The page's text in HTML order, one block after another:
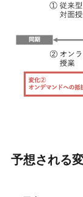
予想される